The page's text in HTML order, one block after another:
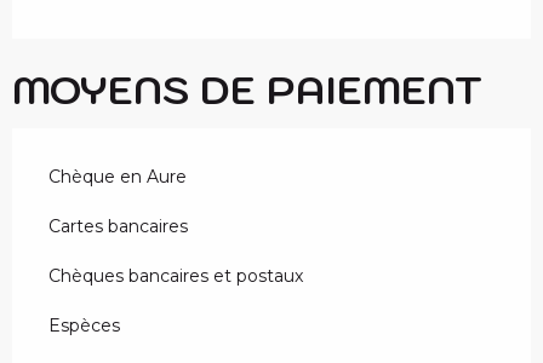
MOYENS DE PAIEMENT
Chèque en Aure
Cartes bancaires
Chèques bancaires et postaux
Espèces